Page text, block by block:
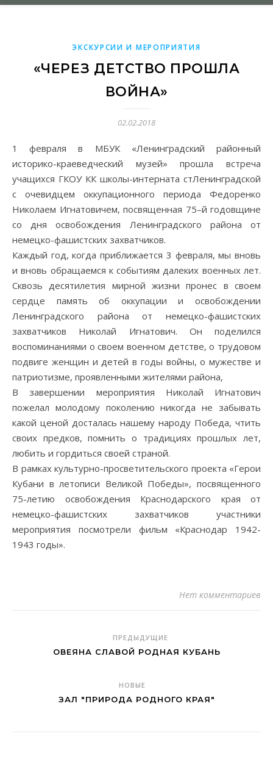
ЭКСКУРСИИ И МЕРОПРИЯТИЯ
«ЧЕРЕЗ ДЕТСТВО ПРОШЛА
ВОЙНА»
02.02.2018
историко-краеведческий музей» прошла встреча
учащихся ГКОУ КК школы-интерната стЛенинградской
с очевидцем оккупационного периода Федоренко
Николаем Игнатовичем, посвященная 75–й годовщине
со дня освобождения Ленинградского района от
немецко-фашистских захватчиков.
Каждый год, когда приближается 3 февраля, мы вновь
и вновь обращаемся к событиям далеких военных лет.
Сквозь десятилетия мирной жизни пронес в своем
сердце память об оккупации и освобождении
Ленинградского района от немецко-фашистских
захватчиков Николай Игнатович. Он поделился
воспоминаниями о своем военном детстве, о трудовом
подвиге женщин и детей в годы войны, о мужестве и
патриотизме, проявленными жителями района,
В завершении мероприятия Николай Игнатович
пожелал молодому поколению никогда не забывать
какой ценой досталась нашему народу Победа, чтить
своих предков, помнить о традициях прошлых лет,
любить и гордиться своей страной.
В рамках культурно-просветительского проекта «Герои
Кубани в летописи Великой Победы», посвященного
75-летию освобождения Краснодарского края от
немецко-фашистских захватчиков участники
мероприятия посмотрели фильм «Краснодар 1942-
1943 годы».
Нет комментариев
ПРЕДЫДУЩИЕ
ОВЕЯНА СЛАВОЙ РОДНАЯ КУБАНЬ
НОВЫЕ
ЗАЛ "ПРИРОДА РОДНОГО КРАЯ"